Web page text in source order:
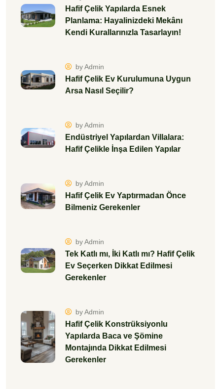
Hafif Çelik Yapılarda Esnek
Planlama: Hayalinizdeki Mekânı
Kendi Kurallarınızla Tasarlayın!
by Admin
Hafif Çelik Ev Kurulumuna Uygun
Arsa Nasıl Seçilir?
by Admin
Endüstriyel Yapılardan Villalara:
Hafif Çelikle İnşa Edilen Yapılar
by Admin
Hafif Çelik Ev Yaptırmadan Önce
Bilmeniz Gerekenler
by Admin
Tek Katlı mı, İki Katlı mı? Hafif Çelik
Ev Seçerken Dikkat Edilmesi
Gerekenler
by Admin
Hafif Çelik Konstrüksiyonlu
Yapılarda Baca ve Şömine
Montajında Dikkat Edilmesi
Gerekenler